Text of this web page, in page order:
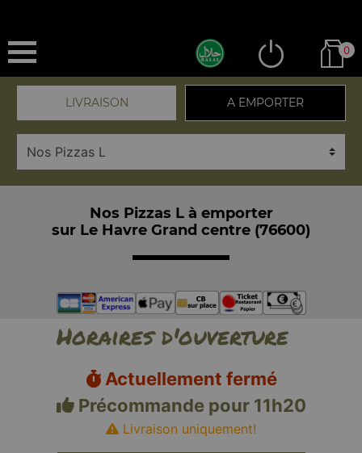
0
LIVRAISON A EMPORTER
Nos Pizzas L à emporter
sur Le Havre Grand centre (76600)
Horaires d'ouverture
Actuellement fermé
Précommande pour 11h20
Livraison uniquement!